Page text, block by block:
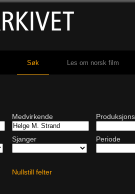
Søk Les om norsk film
Medvirkende
Sjanger Periode
Nullstill felter